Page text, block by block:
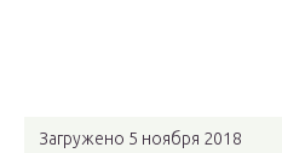
Загружено 5 ноября 2018